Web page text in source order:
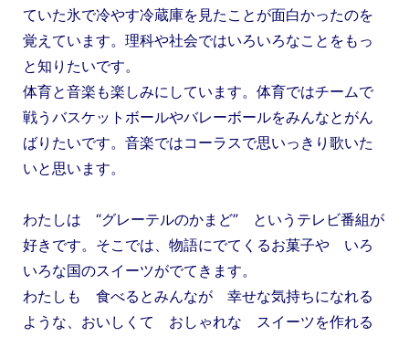
ていた氷で冷やす冷蔵庫を見たことが面白かったのを
覚えています。理科や社会ではいろいろなことをもっ
と知りたいです。
体育と音楽も楽しみにしています。体育ではチームで
戦うバスケットボールやバレーボールをみんなとがん
ばりたいです。音楽ではコーラスで思いっきり歌いた
いと思います。
わたしは “グレーテルのかまど” というテレビ番組が
好きです。そこでは、物語にでてくるお菓子や いろ
いろな国のスイーツがでてきます。
わたしも 食べるとみんなが 幸せな気持ちになれる
ような、おいしくて おしゃれな スイーツを作れる